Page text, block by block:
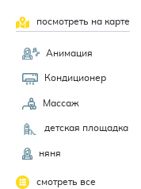
посмотреть на карте
Анимация
Кондиционер
Массаж
детская площадка
няня
смотреть все